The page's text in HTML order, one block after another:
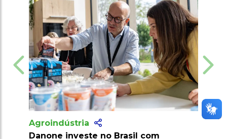
Agroindústria
Danone investe no Brasil com